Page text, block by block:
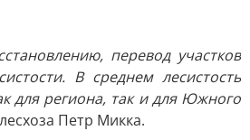
перевод участков
В среднем лесистость
для региона, так и для Южного
Петр Микка.